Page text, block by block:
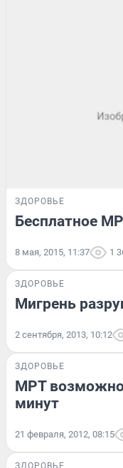
ЗДОРОВЬЕ
Бесплатное
8 мая, 2015, 11:37 1
ЗДОРОВЬЕ
Мигрень
2 сентября, 2013, 10:12
ЗДОРОВЬЕ
МРТ возможно
минут
21 февраля, 2012, 08:15
ЗДОРОВЬЕ